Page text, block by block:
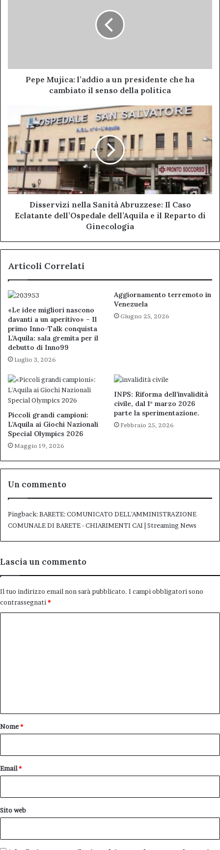
cambiato
Pepe Mujica: l’addio a un presidente che ha
cambiato il senso della politica
nella
Sanità
Abruzzese:
Il
Caso
Eclatante
dell’Ospedale
dell’Aquila
Ginecologia
Disservizi nella Sanità Abruzzese: Il Caso
Eclatante dell’Ospedale dell’Aquila e il Reparto di
Ginecologia
Articoli Correlati
«Le idee migliori nascono
davanti a un aperitivo» – Il
primo Inno-Talk conquista
L’Aquila: sala gremita per il
debutto di Inno99
Luglio 3, 2026
Aggiornamento terremoto in
Venezuela
Giugno 25, 2026
Piccoli grandi campioni:
L’Aquila ai Giochi Nazionali
Special Olympics 2026
Maggio 19, 2026
INPS: Riforma dell’invalidità
civile, dal 1° marzo 2026
parte la sperimentazione.
Febbraio 25, 2026
Un commento
Pingback:BARETE: COMUNICATO DELL'AMMINISTRAZIONE
COMUNALE DI BARETE - CHIARIMENTI CAI | Streaming News
Lascia un commento
Il tuo indirizzo email non sarà pubblicato. I campi obbligatori sono
contrassegnati *
o
Nome*
Email*
Sito web